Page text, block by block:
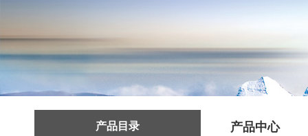
产品目录 产品中心